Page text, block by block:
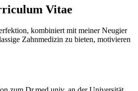
Vitae
kombiniert mit meiner Neugier
Zahnmedizin zu bieten, motivieren